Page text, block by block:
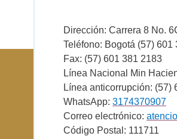
Dirección: Carrera 8 No.
Teléfono: Bogotá (57) 601
Fax: (57) 601 381 2183
Línea Nacional Min
Línea anticorrupción: (57)
WhatsApp: 3174370907
Correo electrónico:
Código Postal: 111711